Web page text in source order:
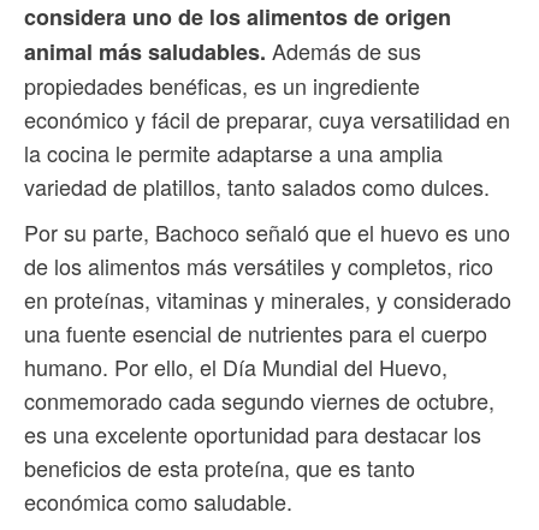
considera uno de los alimentos de origen
animal más saludables. Además de sus
propiedades benéficas, es un ingrediente
económico y fácil de preparar, cuya versatilidad en
la cocina le permite adaptarse a una amplia
variedad de platillos, tanto salados como dulces.
Por su parte, Bachoco señaló que el huevo es uno
de los alimentos más versátiles y completos, rico
en proteínas, vitaminas y minerales, y considerado
una fuente esencial de nutrientes para el cuerpo
humano. Por ello, el Día Mundial del Huevo,
conmemorado cada segundo viernes de octubre,
es una excelente oportunidad para destacar los
beneficios de esta proteína, que es tanto
económica como saludable.